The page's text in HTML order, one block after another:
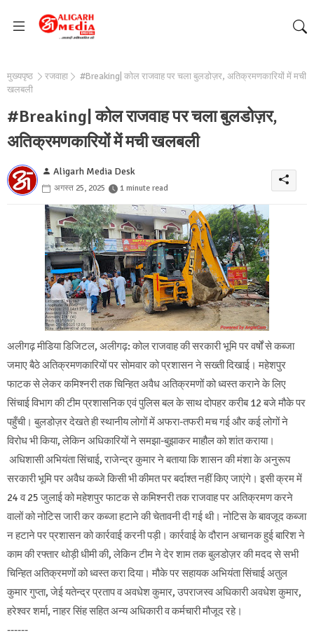
मुख्यपृष्ठ रजवाहा
#Breaking| कोल राजवाह पर चला बुलडोज़र, अतिक्रमणकारियों में मची
खलबली
#Breaking| कोल राजवाह पर चला बुलडोज़र,
अतिक्रमणकारियों में मची खलबली
Aligarh Media Desk
अगस्त 25, 2025 1 minute read
अलीगढ़ मीडिया डिजिटल, अलीगढ़: कोल राजवाह की सरकारी भूमि पर वर्षों से कब्जा
जमाए बैठे अतिक्रमणकारियों पर सोमवार को प्रशासन ने सख्ती दिखाई। महेशपुर
फाटक से लेकर कमिश्नरी तक चिन्हित अवैध अतिक्रमणों को ध्वस्त कराने के लिए
सिंचाई विभाग की टीम प्रशासनिक एवं पुलिस बल के साथ दोपहर करीब 12 बजे मौके पर
पहुँची। बुलडोज़र देखते ही स्थानीय लोगों में अफरा-तफरी मच गई और कई लोगों ने
विरोध भी किया, लेकिन अधिकारियों ने समझा-बुझाकर माहौल को शांत कराया।
अधिशासी अभियंता सिंचाई, राजेन्द्र कुमार ने बताया कि शासन की मंशा के अनुरूप
सरकारी भूमि पर अवैध कब्जे किसी भी कीमत पर बर्दाश्त नहीं किए जाएंगे। इसी क्रम में
24 व 25 जुलाई को महेशपुर फाटक से कमिश्नरी तक राजवाह पर अतिक्रमण करने
वालों को नोटिस जारी कर कब्जा हटाने की चेतावनी दी गई थी। नोटिस के बावजूद कब्जा
न हटाने पर प्रशासन को कार्रवाई करनी पड़ी। कार्रवाई के दौरान अचानक हुई बारिश ने
काम की रफ्तार थोड़ी धीमी की, लेकिन टीम ने देर शाम तक बुलडोज़र की मदद से सभी
चिन्हित अतिक्रमणों को ध्वस्त करा दिया। मौके पर सहायक अभियंता सिंचाई अतुल
कुमार गुप्ता, जेई यतेन्द्र प्रताप व अवधेश कुमार, उपराजस्व अधिकारी अवधेश कुमार,
हरेश्वर शर्मा, नाहर सिंह सहित अन्य अधिकारी व कर्मचारी मौजूद रहे।
------